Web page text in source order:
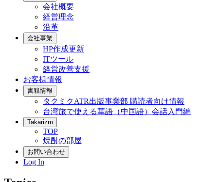
会社概要
経営理念
沿革
会社事業
HP作成更新
ITツール
経営改善支援
お客様情報
書籍情報
タクミクATR出版事業部 購読者向け情報
台湾旅で使える華語（中国語）会話入門編
Takarizm
TOP
焼酎の部屋
お問い合わせ
Log In